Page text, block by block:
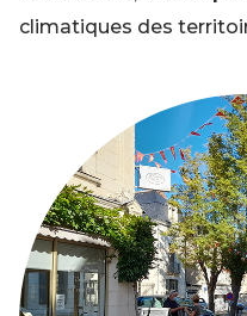
climatiques des